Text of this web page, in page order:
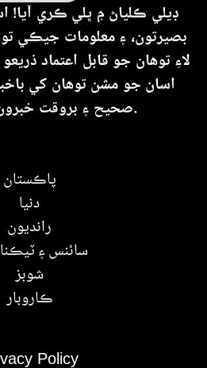
Policy
پاڪستان
دنيا
رانديون
سائنس ۽
شوبز
ڪاروبار
ڊيلي ڪلياڻ ۾ ڀلي ڪري آيا!
بصيرتون، ۽ معلومات جيڪي
لاءِ توهان جو قابل اعتماد
اسان جو مشن توهان کي
صحيح ۽ بروقت خبرون پهچائڻ آهي.